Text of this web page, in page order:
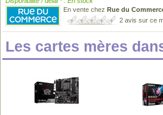
En vente chez Rue du
2 avis sur ce
Les cartes mères